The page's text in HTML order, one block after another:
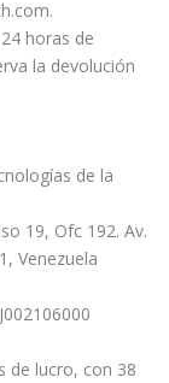
horas de
la devolución
de la
19, Ofc 192. Av.
Venezuela
de lucro, con 38